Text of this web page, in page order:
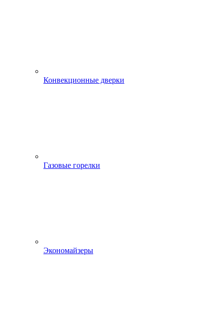
Конвекционные дверки
Газовые горелки
Экономайзеры